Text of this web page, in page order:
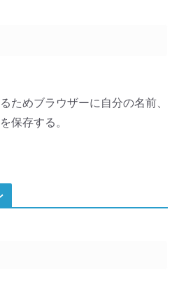
ためブラウザーに自分の名前、
保存する。